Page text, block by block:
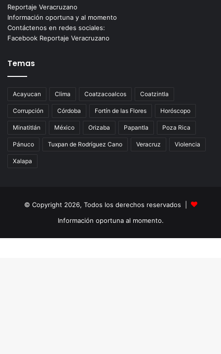
Reportaje Veracruzano
Información oportuna y al momento
Contáctenos en redes sociales:
Facebook Reportaje Veracruzano
Temas
Acayucan Clima Coatzacoalcos Coatzintla
Corrupción Córdoba Fortín de las Flores Horóscopo
Minatitlán México Orizaba Papantla Poza Rica
Pánuco Tuxpan de Rodríguez Cano Veracruz Violencia
Xalapa
© Copyright 2026, Todos los derechos reservados |
Información oportuna al momento.